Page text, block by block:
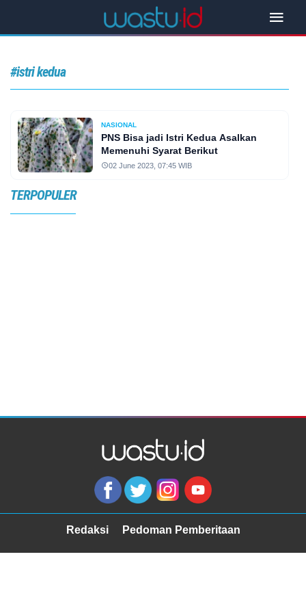
#istri kedua
NASIONAL
PNS Bisa jadi Istri Kedua Asalkan
Memenuhi Syarat Berikut
02 June 2023, 07:45 WIB
TERPOPULER
Redaksi Pedoman Pemberitaan